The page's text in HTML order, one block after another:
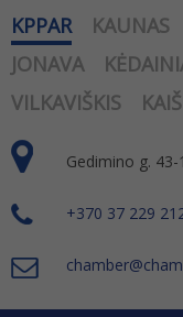
KPPAR KAUNAS
JONAVA
VILKAVIŠKIS
Gedimino g.
+370 37 229